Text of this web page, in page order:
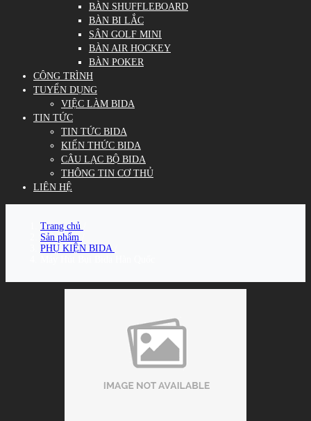
BÀN SHUFFLEBOARD
BÀN BI LẮC
SÂN GOLF MINI
BÀN AIR HOCKEY
BÀN POKER
CÔNG TRÌNH
TUYỂN DỤNG
VIỆC LÀM BIDA
TIN TỨC
TIN TỨC BIDA
KIẾN THỨC BIDA
CÂU LẠC BỘ BIDA
THÔNG TIN CƠ THỦ
LIÊN HỆ
Trang chủ
Sản phẩm
PHỤ KIỆN BIDA